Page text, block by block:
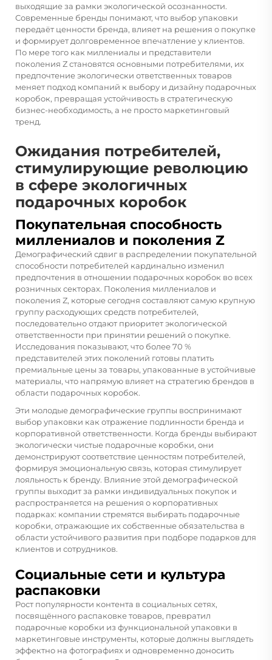
выходящие за рамки экологической осознанности.
Современные бренды понимают, что выбор упаковки
передаёт ценности бренда, влияет на решения о покупке
и формирует долговременное впечатление у клиентов.
По мере того как миллениалы и представители
поколения Z становятся основными потребителями, их
предпочтение экологически ответственных товаров
меняет подход компаний к выбору и дизайну подарочных
коробок, превращая устойчивость в стратегическую
бизнес-необходимость, а не просто маркетинговый
тренд.
Ожидания потребителей,
стимулирующие революцию
в сфере экологичных
подарочных коробок
Покупательная способность
миллениалов и поколения Z
Демографический сдвиг в распределении покупательной
способности потребителей кардинально изменил
предпочтения в отношении подарочных коробок во всех
розничных секторах. Поколения миллениалов и
поколения Z, которые сегодня составляют самую крупную
группу расходующих средств потребителей,
последовательно отдают приоритет экологической
ответственности при принятии решений о покупке.
Исследования показывают, что более 70 %
представителей этих поколений готовы платить
премиальные цены за товары, упакованные в устойчивые
материалы, что напрямую влияет на стратегию брендов в
области подарочных коробок.
Эти молодые демографические группы воспринимают
выбор упаковки как отражение подлинности бренда и
корпоративной ответственности. Когда бренды выбирают
экологически чистые подарочные коробки, они
демонстрируют соответствие ценностям потребителей,
формируя эмоциональную связь, которая стимулирует
лояльность к бренду. Влияние этой демографической
группы выходит за рамки индивидуальных покупок и
распространяется на решения о корпоративных
подарках: компании стремятся выбирать подарочные
коробки, отражающие их собственные обязательства в
области устойчивого развития при подборе подарков для
клиентов и сотрудников.
Социальные сети и культура
распаковки
Рост популярности контента в социальных сетях,
посвящённого распаковке товаров, превратил
подарочные коробки из функциональной упаковки в
маркетинговые инструменты, которые должны выглядеть
эффектно на фотографиях и одновременно доносить